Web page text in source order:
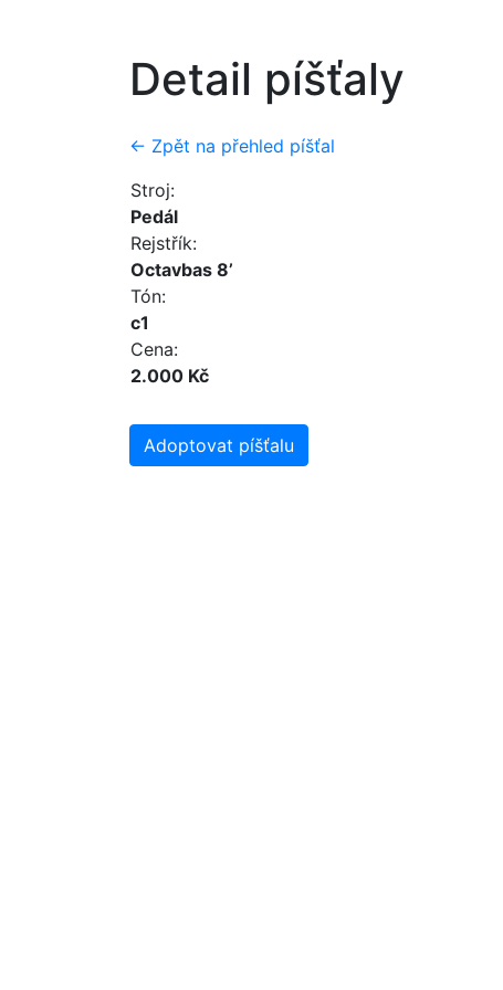
Detail píšťaly
← Zpět na přehled píšťal
Stroj:
Pedál
Rejstřík:
Octavbas 8’
Tón:
c1
Cena:
2.000 Kč
Adoptovat píšťalu